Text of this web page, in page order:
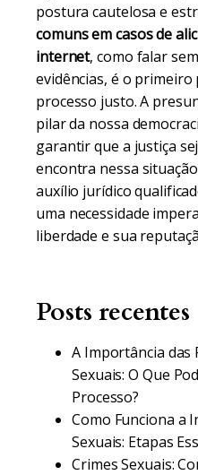
postura cautelosa e
comuns em casos de
internet, como falar
evidências, é o
processo justo. A
pilar da nossa
garantir que a justiça
encontra nessa
auxílio jurídico
uma necessidade
liberdade e sua
Posts recentes
A Importância das
Sexuais: O Que
Processo?
Como Funciona a
Sexuais: Etapas
Crimes Sexuais: